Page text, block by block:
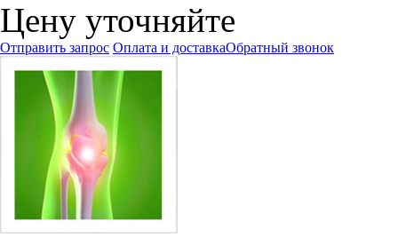
Цену уточняйте
Отправить запрос Оплата и доставкаОбратный звонок